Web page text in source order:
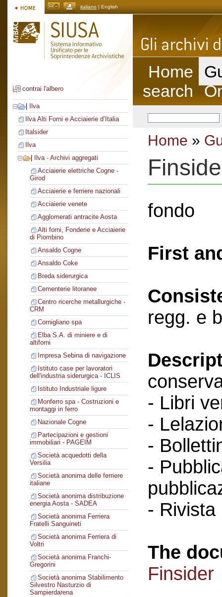
italiano | English
contrai l'albero
Ilva
Ilva Alti Forni e Acciaierie d’Italia
Italsider
Ilva
Ilva - Archivi aggregati
Acciaierie elettriche Cogne -
Girod
Acciaierie e ferriere nazionali
Acciaierie venete
Agglomerati antracite Aosta
Alti forni, Fonderie e Acciaierie
di Piombino
Ansaldo Cogne
Ansaldo Coke
Breda siderurgica
Cementerie litoranee
Centro ricerche metallurgiche -
CRM
Cornigliano spa
Elba S.A. di miniere e di
altiforni
Impresa Sebina di navigazione
Istituto case per lavoratori
dell'industria siderurgica - ICLIS
Istituto Industriale ligure
Monferro spa - Costruzioni e
montaggi in ferro
Nazionale Cogne
Partecipazioni e gestioni
immobiliari - PAGEIM
Società acquedotti della
Versilia
Società anonima delle ferriere
italiane
Società anonima distribuzione
energia Aosta - SADEA
Società anonima Ferriera
Fratelli Sanguineti
Società anonima Ferriera di
Voltri
Società anonima Franchi-
Gregorini
Società anonima Stabilimento
Silvestro Nasturzio di
Sampierdarena
Home
search
Home »
fondo
First
regg. e
- Libri
-
-
-
- Rivista
The
Finsider